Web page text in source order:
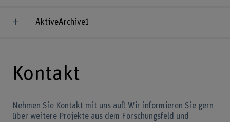
AktiveArchive1
Kontakt
Nehmen Sie Kontakt mit uns auf! Wir informieren Sie gern
über weitere Projekte aus dem Forschungsfeld und